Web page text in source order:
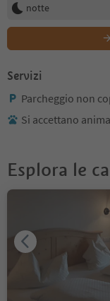
notte
Servizi
Parcheggio non
Si accettano
Esplora le